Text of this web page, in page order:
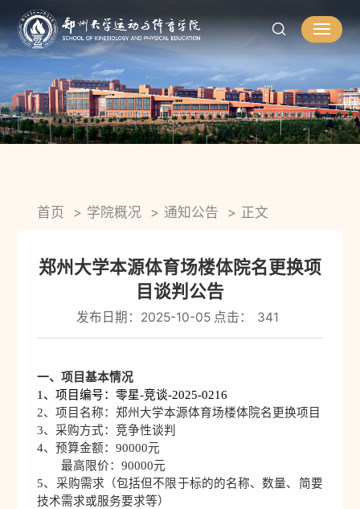
首页 学院概况 通知公告 正文
郑州大学本源体育场楼体院名更换项
目谈判公告
发布日期：2025-10-05 点击： 341
一、项目基本情况
1、项目编号：零星-竞谈-2025-0216
2、项目名称：郑州大学本源体育场楼体院名更换项目
3、采购方式：竞争性谈判
4、预算金额：90000元
最高限价： 90000元
5、采购需求（包括但不限于标的的名称、数量、简要
技术需求或服务要求等）